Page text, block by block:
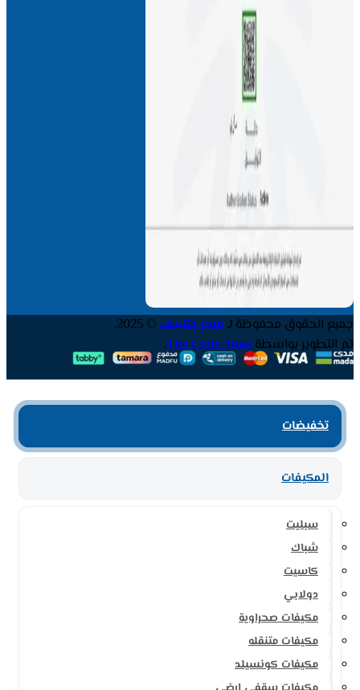
جميع الحقوق محفوظة لـمتجر تكييف © 2025.
تم التطوير بواسطةThe Code Time
.
تخفيضات
المكيفات
سبليت
شباك
كاسيت
دولابي
مكيفات صحراوية
مكيفات متنقله
مكيفات كونسيلد